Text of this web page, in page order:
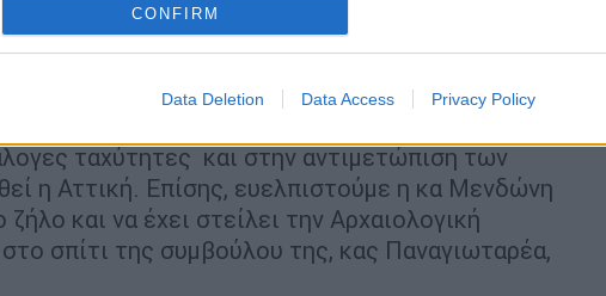
CONFIRM
Data Deletion Data Access Privacy Policy
του Υπουργείου Πολιτισμού. Αν το «επιτελικό»
ταχύτητες και στην αντιμετώπιση των
η Αττική. Επίσης, ευελπιστούμε η κα Μενδώνη
και να έχει στείλει την Αρχαιολογική
σπίτι της συμβούλου της, κας Παναγιωταρέα,